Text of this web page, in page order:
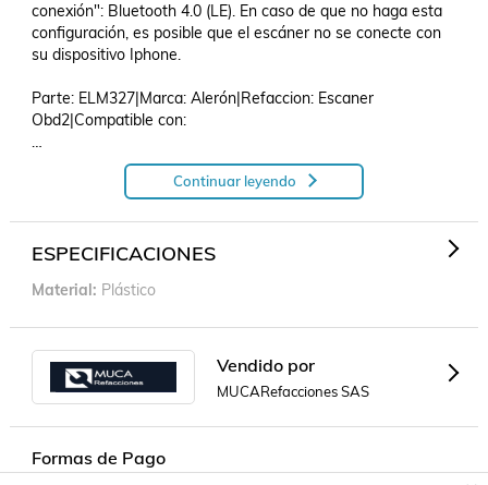
conexión": Bluetooth 4.0 (LE). En caso de que no haga esta
configuración, es posible que el escáner no se conecte con
su dispositivo Iphone.
Parte: ELM327|Marca: Alerón|Refaccion: Escaner
Obd2|Compatible con:
Escaner OBD2 ELM327 Para Nissan Sentra 1980 - 2019
Continuar leyendo
ESPECIFICACIONES
Material Plástico
Vendido por
MUCARefacciones SAS
Formas de Pago